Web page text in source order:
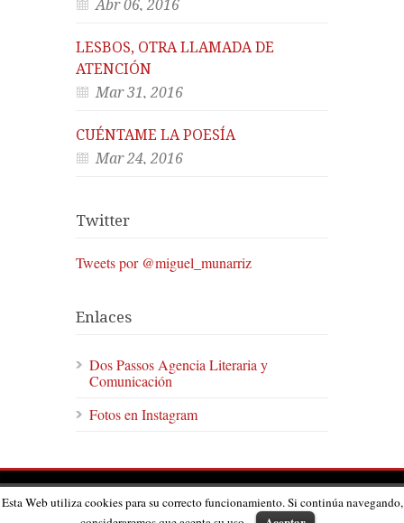
Abr 06, 2016
LESBOS, OTRA LLAMADA DE
ATENCIÓN
Mar 31, 2016
CUÉNTAME LA POESÍA
Mar 24, 2016
Twitter
Tweets por @miguel_munarriz
Enlaces
Dos Passos Agencia Literaria y
Comunicación
Fotos en Instagram
© Miguel Munárriz ·@miguel_munarriz
Web desarrollada porTresTristesTigres, con un tema de
Goodlayers
Esta Web utiliza cookies para su correcto funcionamiento. Si continúa navegando,